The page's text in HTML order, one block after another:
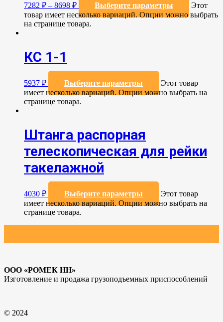
7282 ₽ – 8698 ₽ Выберите параметры
Этот
товар имеет несколько вариаций. Опции можно выбрать
на странице товара.
КС 1-1
5937 ₽ Выберите параметры
Этот товар
имеет несколько вариаций. Опции можно выбрать на
странице товара.
Штанга распорная
телескопическая для рейки
такелажной
4030 ₽ Выберите параметры
Этот товар
имеет несколько вариаций. Опции можно выбрать на
странице товара.
ООО «РОМЕК НН»
Изготовление и продажа грузоподъемных приспособлений
© 2024